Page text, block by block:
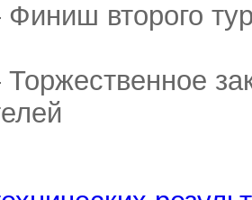
второго